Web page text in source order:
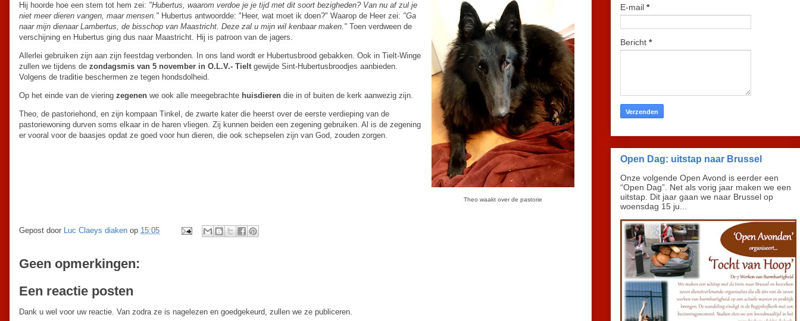
Theo waakt over de pastorie
Hij hoorde hoe een stem tot hem zei: "Hubertus, waarom verdoe je je tijd met dit soort bezigheden? Van nu af zul je
niet meer dieren vangen, maar mensen." Hubertus antwoordde: "Heer, wat moet ik doen?" Waarop de Heer zei: "Ga
naar mijn dienaar Lambertus, de bisschop van Maastricht. Deze zal u mijn wil kenbaar maken." Toen verdween de
verschijning en Hubertus ging dus naar Maastricht. Hij is patroon van de jagers.
Allerlei gebruiken zijn aan zijn feestdag verbonden. In ons land wordt er Hubertusbrood gebakken. Ook in Tielt-Winge
zullen we tijdens de zondagsmis van 5 november in O.L.V.- Tielt gewijde Sint-Hubertusbroodjes aanbieden.
Volgens de traditie beschermen ze tegen hondsdolheid.
Op het einde van de viering zegenen we ook alle meegebrachte huisdieren die in of buiten de kerk aanwezig zijn.
Theo, de pastoriehond, en zijn kompaan Tinkel, de zwarte kater die heerst over de eerste verdieping van de
pastoriewoning durven soms elkaar in de haren vliegen. Zij kunnen beiden een zegening gebruiken. Al is de zegening
er vooral voor de baasjes opdat ze goed voor hun dieren, die ook schepselen zijn van God, zouden zorgen.
Gepost door Luc Claeys diaken op 15:05
Geen opmerkingen:
Een reactie posten
Dank u wel voor uw reactie. Van zodra ze is nagelezen en goedgekeurd, zullen we ze publiceren.
E-mail *
Bericht *
Open Dag: uitstap naar Brussel
Onze volgende Open Avond is eerder een
“Open Dag”. Net als vorig jaar maken we een
uitstap. Dit jaar gaan we naar Brussel op
woensdag 15 ju...